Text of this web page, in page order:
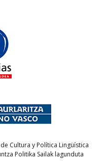
Cultura y Política Lingüística
Politika Sailak lagunduta